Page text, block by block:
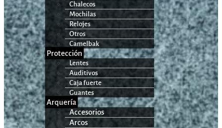
Chalecos
Mochilas
Relojes
Otros
Camelbak
Protección
Lentes
Auditivos
Caja fuerte
Guantes
Arquería
Accesorios
Arcos